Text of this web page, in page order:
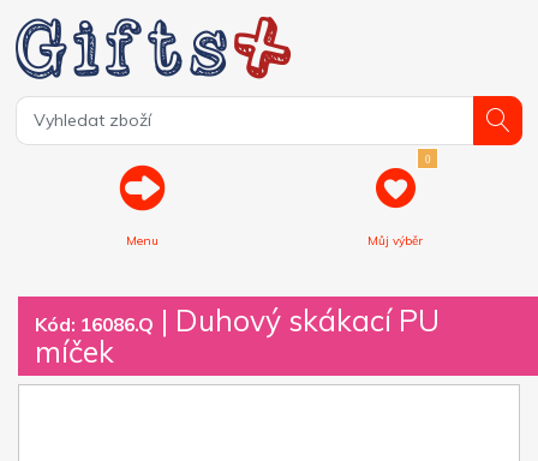
Menu
0
Můj výběr
Kód: 16086.Q | Duhový skákací PU
míček